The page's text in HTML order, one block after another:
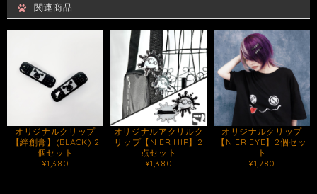
関連商品
オリジナルクリップ
【絆創膏】(BLACK) 2
個セット
¥1,380
オリジナルアクリルク
リップ【NIER HIP】2
点セット
¥1,380
オリジナルクリップ
【NIER EYE】2個セッ
ト
¥1,780